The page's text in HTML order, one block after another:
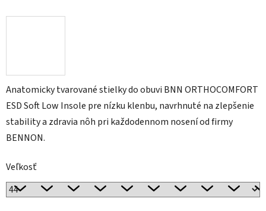
Anatomicky tvarované stielky do obuvi BNN ORTHOCOMFORT
ESD Soft Low Insole pre nízku klenbu, navrhnuté na zlepšenie
stability a zdravia nôh pri každodennom nosení od firmy
BENNON.
Veľkosť